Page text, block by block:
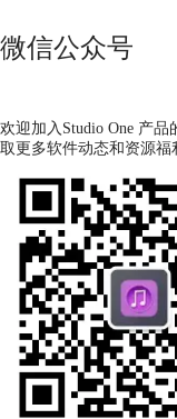
微信公众号
欢迎加入Studio One 产
取更多软件动态和资源福